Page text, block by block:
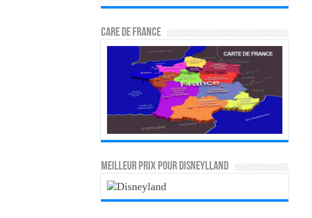
CARE DE FRANCE
MEILLEUR PRIX POUR DISNEYLLAND